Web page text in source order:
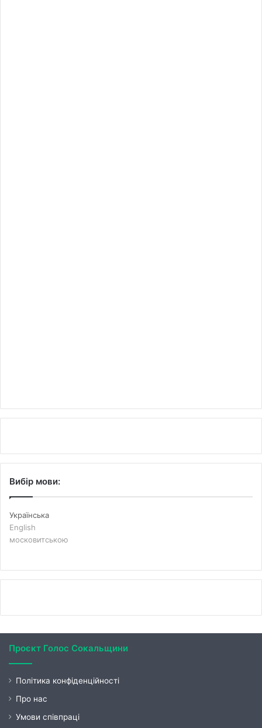
Вибір мови:
Українська
English
московитською
Проєкт Голос Сокальщини
Політика конфіденційності
Про нас
Умови співпраці